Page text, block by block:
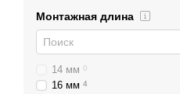
Монтажная длина
14 мм 0
16 мм 4